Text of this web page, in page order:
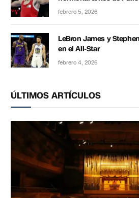
febrero 5, 2026
LeBron James y
en el All-Star
febrero 4, 2026
ÚLTIMOS ARTÍCULOS